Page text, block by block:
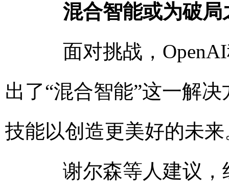
混合智能或为破局
面对挑战，OpenAI
出了“混合智能”这一解
技能以创造更美好的未来
谢尔森等人建议，